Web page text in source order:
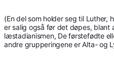
(En del som holder seg til Luther,
er salig også før det døpes, blant
læstadianismen, De førstefødte
andre grupperingene er Alta- og